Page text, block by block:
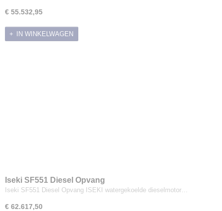
€ 55.532,95
IN WINKELWAGEN
Iseki SF551 Diesel Opvang
Iseki SF551 Diesel Opvang ISEKI watergekoelde dieselmotor…
€ 62.617,50